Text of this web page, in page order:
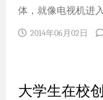
体，就像电视机进
2014年06月02日
大学生在校